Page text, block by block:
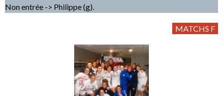
Non entrée -> Philippe (g).
MATCHS F